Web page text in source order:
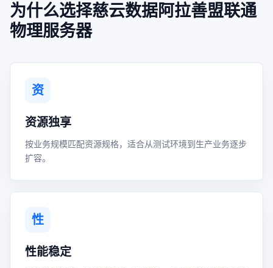
为什么选择慈云数据阿拉善盟联通
物理服务器
资
资源独享
按业务规模匹配资源规格，适合从测试环境到生产业务逐步
扩容。
性
性能稳定